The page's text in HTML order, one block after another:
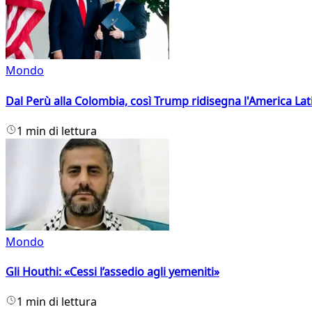
Mondo
Dal Perù alla Colombia, così Trump ridisegna l'America
1 min di lettura
Mondo
Gli Houthi: «Cessi l’assedio agli yemeniti»
1 min di lettura